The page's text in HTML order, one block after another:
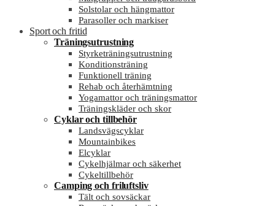
Solstolar och hängmattor
Parasoller och markiser
Sport och fritid
Träningsutrustning
Styrketräningsutrustning
Konditionsträning
Funktionell träning
Rehab och återhämtning
Yogamattor och träningsmattor
Träningskläder och skor
Cyklar och tillbehör
Landsvägscyklar
Mountainbikes
Elcyklar
Cykelhjälmar och säkerhet
Cykeltillbehör
Camping och friluftsliv
Tält och sovsäckar